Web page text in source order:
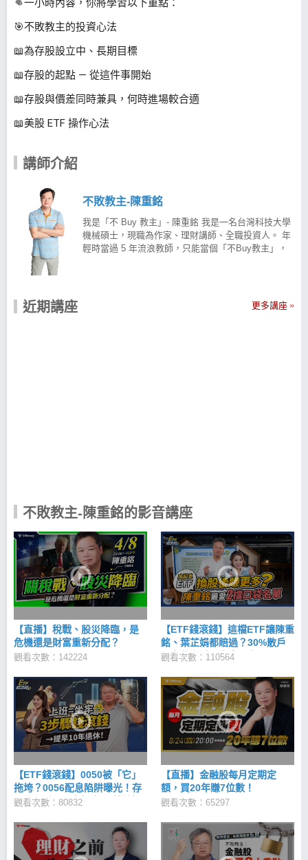
🎯不敗教主的投資心法
📖為存股設立中、長期目標
📖存股的起點 — 從這件事開始
📖存股與價差同時兼具，何時進場較合適
📖美股 ETF 操作心法
講師介紹
不敗教主-陳重銘
我是「不 Buy 教主」- 陳重銘 我是一名台灣科技大學
機械碩士，現職為作家、理財講師、全職投資人。 年
輕時當過 5 年流浪教師，只能當個「不Buy教主」，
團， 向大家分享投資理財觀念，並將 20 多年投資股
開始計算自己賺了多少、賠了多少， 心情跟著股價起
誤決策。 投資有價值的股票，最迷人之處就是手中的
持股成本會逐年降低，而成本越低， 手中持股就相對
越安全，只要繼續灌溉其他有價值的好股票，遲早達
到財富自由， 只要越早投資存股，越早感受到複利存
股的威力，股利與價差也可以同時擁有。 陳重銘-不敗
存股術APP 不主張價格比較，而是一個價值投資為
早財富自由。 陳重銘-不敗存股術 iOS下載
>>https://cmy.tw/00C5g8 陳重銘-不敗存股術 Android
下載 >>https://cmy.tw/00BWUc
近期講座 更多講座
不敗教主-陳重銘的影音講座
【直播】稅戰、股災降臨，是
危機還是財富重新分配？
觀看次數：142224
【ETF錢滾錢】這檔ETF讓陳重
銘、葉芷娟都賠過？30%散戶
正在住套房，未來一定下
息、價差全都有？｜2023年
ETF熱門交易排行
觀看次數：110564
【ETF錢滾錢】0050被「它」
拖垮？0056配息陷阱曝光！存
股族必看ETF真相｜ft. 葉芷娟
觀看次數：80832
【直播】金融股每月定期定
額，買20年賺7位數！
觀看次數：65297